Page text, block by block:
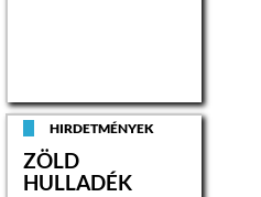
HIRDETMÉNYEK
ZÖLD
HULLADÉK